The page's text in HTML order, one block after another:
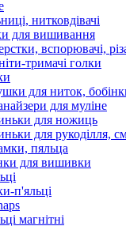
нитковдівачі
для вишивання
вспорювачі,
тримачі голки
для ниток,
для муліне
для ножиць
для рукоділля,
пяльца
для вишивки
п'яльці
магнітні